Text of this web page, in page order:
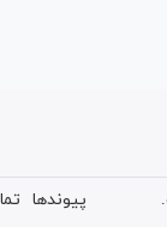
پیوندها